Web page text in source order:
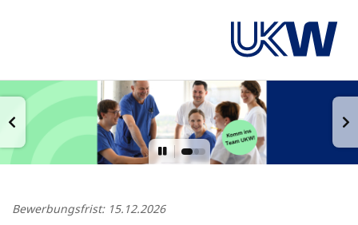
Bewerbungsfrist: 15.12.2026